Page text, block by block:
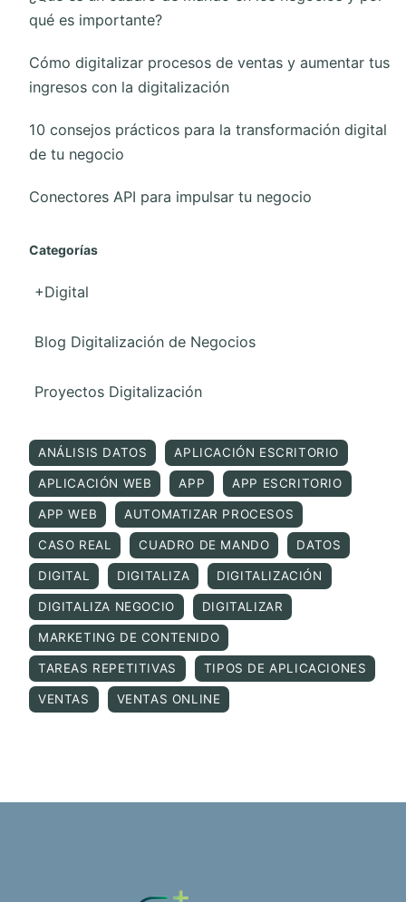
qué es importante?
Cómo digitalizar procesos de ventas y aumentar tus
ingresos con la digitalización
10 consejos prácticos para la transformación digital
de tu negocio
Conectores API para impulsar tu negocio
Categorías
+Digital
Blog Digitalización de Negocios
Proyectos Digitalización
ANÁLISIS DATOS APLICACIÓN ESCRITORIO
APLICACIÓN WEB APP APP ESCRITORIO
APP WEB AUTOMATIZAR PROCESOS
CASO REAL CUADRO DE MANDO DATOS
DIGITAL DIGITALIZA DIGITALIZACIÓN
DIGITALIZA NEGOCIO DIGITALIZAR
MARKETING DE CONTENIDO
TAREAS REPETITIVAS TIPOS DE APLICACIONES
VENTAS VENTAS ONLINE